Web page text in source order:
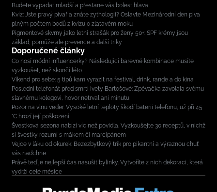
Budete vypadat mladší a přestane vás bolest hlava
Kvíz: Jste pravý pivař a znáte zythologii? Oslavte Mezinárodní den piva
plným počtem bodů z kvízu o zlatavém moku
Pigmentové skvrny jako letní strašák pro ženy 50+: SPF krémy jsou
základ, pomůže ale prevence a další triky
Doporučené články
Co nosí módní influencerky? Následující barevné kombinace musíte
vyzkoušet, než skončí léto
Víkend pro sebe: 5 tipů kam vyrazit na festival, drink, rande a do kina
Poslední telefonát před smrtí Ivety Bartošové: Zpěvačka zavolala svému
slavnému kolegovi, hovor netrval ani minutu
Pozor na vlnu veder. Vysoké letní teploty škodí baterii telefonu, už při 45
°C hrozí její poškození
Švestková sezona nabízí víc než povidla. Vyzkoušejte 30 receptů, v nichž
si švestky rozumí s mákem či marcipánem
Vejce v láku od okurek: Bezezbytkový trik pro pikantní a výraznou chuť
vás nadchne
Právě teď je nejlepší čas nasušit bylinky. Vytvoříte z nich dekoraci, která
vydrží celé měsíce